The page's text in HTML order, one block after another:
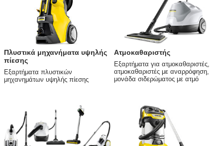
Πλυστικά μηχανήματα υψηλής
πίεσης
Εξαρτήματα πλυστικών
μηχανημάτων υψηλής πίεσης
Ατμοκαθαριστής
Εξαρτήματα για ατμοκαθαριστές,
ατμοκαθαριστές με αναρρόφηση,
μονάδα σιδερώματος με ατμό